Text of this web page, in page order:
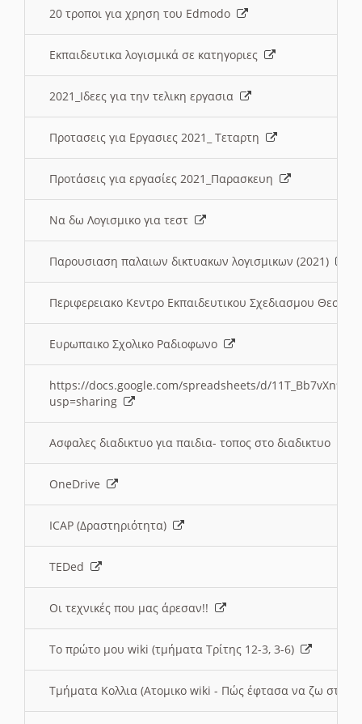
20 τροποι για χρηση του Edmodo
Εκπαιδευτικα λογισμικά σε κατηγοριες
2021_Ιδεες για την τελικη εργασια
Προτασεις για Εργασιες 2021_ Τεταρτη
Προτάσεις για εργασίες 2021_Παρασκευη
Να δω Λογισμικο για τεστ
Παρουσιαση παλαιων δικτυακων λογισμικων (2021)
Περιφερειακο Κεντρο Εκπαιδευτικου Σχεδιασμου
Ευρωπαικο Σχολικο Ραδιοφωνο
https://docs.google.com/spreadsheets/d/
usp=sharing
Ασφαλες διαδικτυο για παιδια- τοπος στο διαδικτυο
OneDrive
ICAP (Δραστηριότητα)
TEDed
Οι τεχνικές που μας άρεσαν!!
Το πρώτο μου wiki (τμήματα Τρίτης 12-3, 3-6)
Τμήματα Κολλια (Ατομικο wiki - Πώς έφτασα να ζω στην